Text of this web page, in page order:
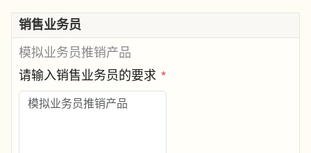
销售业务员
模拟业务员推销产品
请输入销售业务员的要求 *